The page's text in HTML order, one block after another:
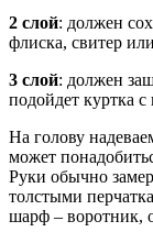
2 слой: должен
флиска, свитер
3 слой: должен
подойдет куртка
На голову
может
Руки обычно
толстыми
шарф – воротник,